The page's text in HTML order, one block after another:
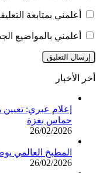
أعلمني بمتابعة
أعلمني بالمواضيع
أخر الأخبار
إعلام عبري:
حماس بغزة
26/02/2026
المطبخ العالمي
26/02/2026